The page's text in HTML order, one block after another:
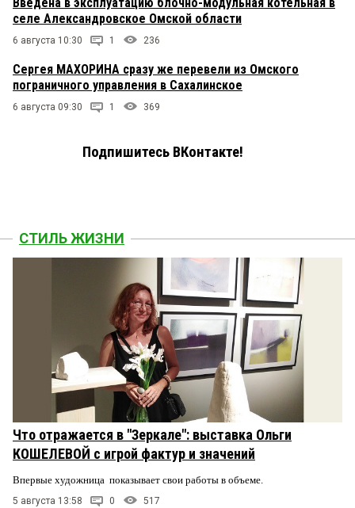
селе Александровское Омской области
6 августа 10:30 1 236
Сергея МАХОРИНА сразу же перевели из Омского
пограничного управления в Сахалинское
6 августа 09:30 1 369
Подпишитесь ВКонтакте!
СТИЛЬ ЖИЗНИ
Что отражается в "Зеркале": выставка Ольги
КОШЕЛЕВОЙ с игрой фактур и значений
Впервые художница показывает свои работы в объеме.
5 августа 13:58 0 517